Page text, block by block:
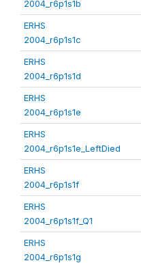
2004_r6p1s1b
ERHS
2004_r6p1s1c
ERHS
2004_r6p1s1d
ERHS
2004_r6p1s1e
ERHS
2004_r6p1s1e_LeftDied
ERHS
2004_r6p1s1f
ERHS
2004_r6p1s1f_Q1
ERHS
2004_r6p1s1g